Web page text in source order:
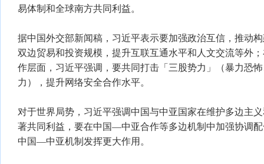
易体制和全球南方共同利益。
据中国外交部新闻稿，习近平表示要加强政治互信，推动
双边贸易和投资规模，提升互联互通水平和人文交流等外
作层面，习近平强调，要共同打击「三股势力」（暴力恐
力），提升网络安全合作水平。
对于世界局势，习近平强调中国与中亚国家在维护多边主
著共同利益，要在中国—中亚合作等多边机制中加强协调
中国—中亚机制发挥更大作用。